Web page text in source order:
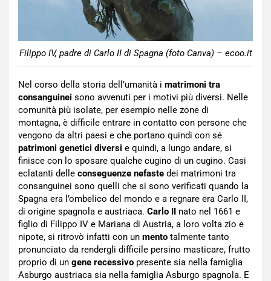
Filippo IV, padre di Carlo II di Spagna (foto Canva) – ecoo.it
Nel corso della storia dell’umanità i matrimoni tra
consanguinei sono avvenuti per i motivi più diversi. Nelle
comunità più isolate, per esempio nelle zone di
montagna, è difficile entrare in contatto con persone che
vengono da altri paesi e che portano quindi con sé
patrimoni genetici diversi e quindi, a lungo andare, si
finisce con lo sposare qualche cugino di un cugino. Casi
eclatanti delle conseguenze nefaste dei matrimoni tra
consanguinei sono quelli che si sono verificati quando la
Spagna era l’ombelico del mondo e a regnare era Carlo II,
di origine spagnola e austriaca. Carlo II nato nel 1661 e
figlio di Filippo IV e Mariana di Austria, a loro volta zio e
nipote, si ritrovò infatti con un mento talmente tanto
pronunciato da rendergli difficile persino masticare, frutto
proprio di un gene recessivo presente sia nella famiglia
Asburgo austriaca sia nella famiglia Asburgo spagnola. E